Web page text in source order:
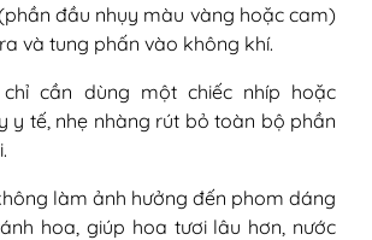
đầu nhụy màu vàng hoặc cam)
và tung phấn vào không khí.
cần dùng một chiếc nhíp hoặc
y tế, nhẹ nhàng rút bỏ toàn bộ phần
làm ảnh hưởng đến phom dáng
hoa, giúp hoa tươi lâu hơn, nước